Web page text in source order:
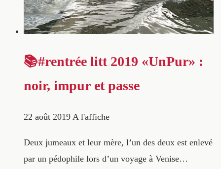
📚#rentrée litt 2019 «UnPur» :
noir, impur et passe
22 août 2019 A l'affiche
Deux jumeaux et leur mère, l’un des deux est enlevé
par un pédophile lors d’un voyage à Venise…